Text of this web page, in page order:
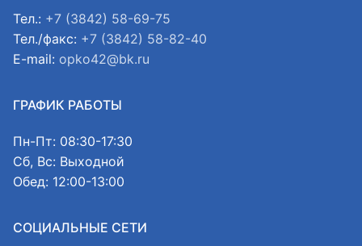
Тел.: +7 (3842) 58-69-75
Тел./факс: +7 (3842) 58-82-40
E-mail: opko42@bk.ru
ГРАФИК РАБОТЫ
Пн-Пт: 08:30-17:30
Сб, Вс: Выходной
Обед: 12:00-13:00
СОЦИАЛЬНЫЕ СЕТИ